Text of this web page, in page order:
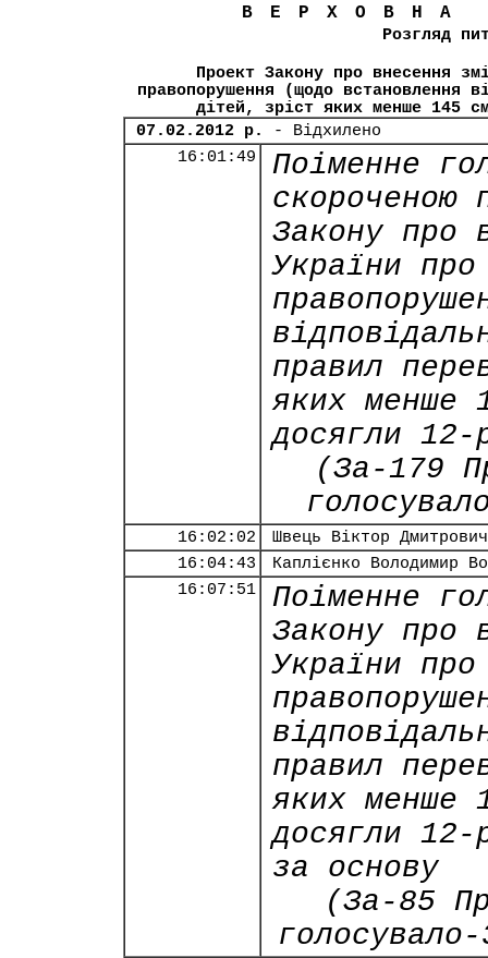
Розгляд
Проект Закону про внесення
правопорушення (щодо встановлення
дітей, зріст яких менше 145
07.02.2012 р.
- Відхилено
16:01:49
Поіменне
скороченою
Закону про
України про
правил
яких менше
досягли
(За-179
16:02:02
Швець Віктор Дмитрович
16:04:43
Каплієнко Володимир
16:07:51
Поіменне
Закону про
України про
правил
яких менше
досягли
за основу
(За-85